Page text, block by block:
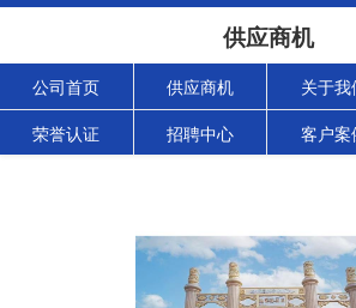
供应商机
公司首页 供应商机 关于我
荣誉认证 招聘中心 客户案